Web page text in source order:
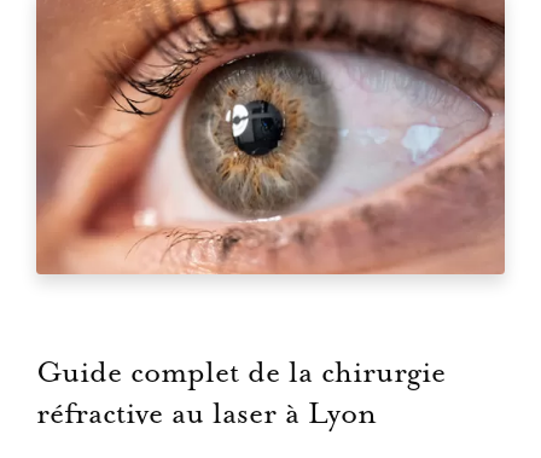
Guide complet de la chirurgie
réfractive au laser à Lyon